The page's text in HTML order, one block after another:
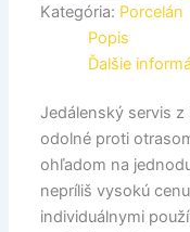
Kategória: Porcelán
Popis
Ďalšie
Jedálenský servis
odolné proti
ohľadom na
nepríliš vysokú
individuálnymi